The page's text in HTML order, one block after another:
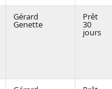
Gérard
Genette
Prêt
30
jours